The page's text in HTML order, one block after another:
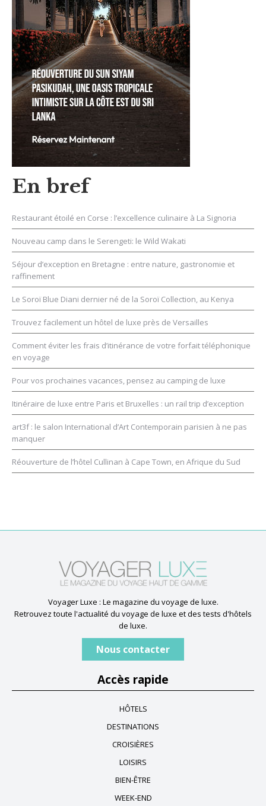
En bref
Restaurant étoilé en Corse : l’excellence culinaire à La Signoria
Nouveau camp dans le Serengeti: le Wild Wakati
Séjour d’exception en Bretagne : entre nature, gastronomie et
raffinement
Le Soroï Blue Diani dernier né de la Soroï Collection, au Kenya
Trouvez facilement un hôtel de luxe près de Versailles
Comment éviter les frais d’itinérance de votre forfait téléphonique
en voyage
Pour vos prochaines vacances, pensez au camping de luxe
Itinéraire de luxe entre Paris et Bruxelles : un rail trip d’exception
art3f : le salon International d’Art Contemporain parisien à ne pas
manquer
Réouverture de l’hôtel Cullinan à Cape Town, en Afrique du Sud
Voyager Luxe : Le magazine du voyage de luxe.
Retrouvez toute l'actualité du voyage de luxe et des tests d'hôtels
de luxe.
Nous contacter
Accès rapide
HÔTELS
DESTINATIONS
CROISIÈRES
LOISIRS
BIEN-ÊTRE
WEEK-END